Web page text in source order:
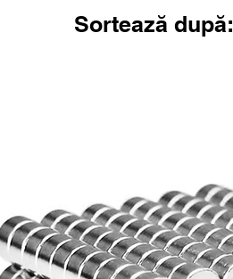
Sortează după: